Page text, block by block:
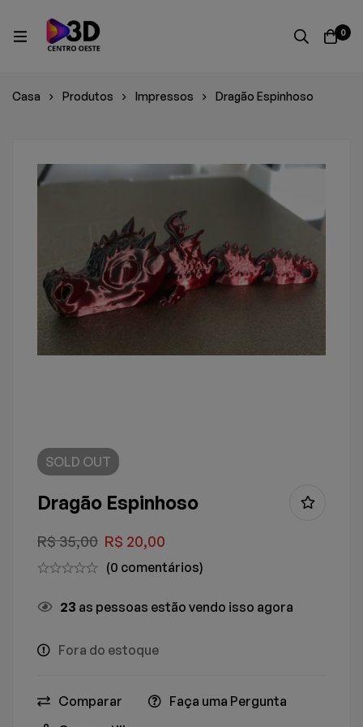
0
Casa Produtos Impressos Dragão Espinhoso
SOLD OUT
Dragão Espinhoso
R$35,00 R$ 20,00
(0 comentários)
27 as pessoas estão vendo isso agora
Fora do estoque
Comparar
Faça uma Pergunta